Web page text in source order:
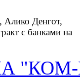
Алико Денгот,
с банками на